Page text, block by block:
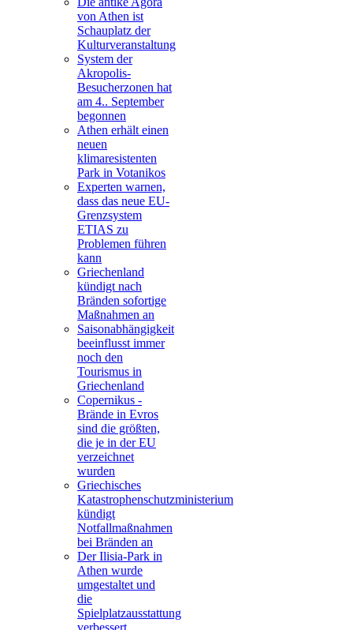
von Athen ist
Schauplatz der
Kulturveranstaltung
System der
Akropolis-
Besucherzonen hat
am 4.. September
begonnen
Athen erhält einen
neuen
klimaresistenten
Park in Votanikos
Experten warnen,
dass das neue EU-
Grenzsystem
ETIAS zu
Problemen führen
kann
Griechenland
kündigt nach
Bränden sofortige
Maßnahmen an
Saisonabhängigkeit
beeinflusst immer
noch den
Tourismus in
Griechenland
Copernikus -
Brände in Evros
sind die größten,
die je in der EU
verzeichnet
wurden
Griechisches
Katastrophenschutzministerium
kündigt
Notfallmaßnahmen
bei Bränden an
Der Ilisia-Park in
Athen wurde
umgestaltet und
die
Spielplatzausstattung
verbessert